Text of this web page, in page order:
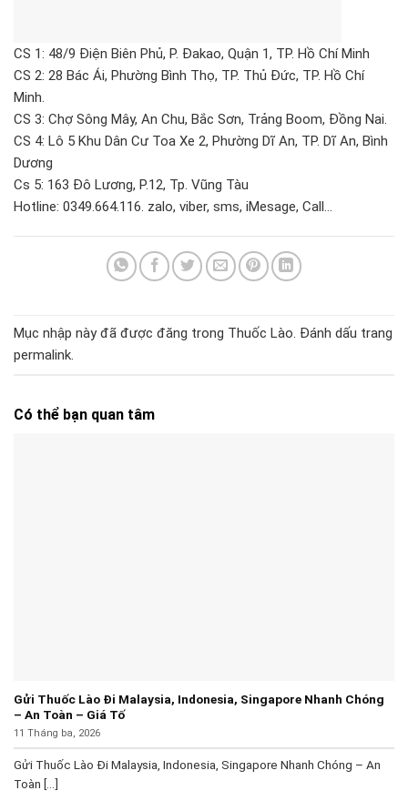
CS 1: 48/9 Điện Biên Phủ, P. Đakao, Quận 1, TP. Hồ Chí Minh
CS 2: 28 Bác Ái, Phường Bình Thọ, TP. Thủ Đức, TP. Hồ Chí
Minh.
CS 3: Chợ Sông Mây, An Chu, Bắc Sơn, Trảng Boom, Đồng Nai.
CS 4: Lô 5 Khu Dân Cư Toa Xe 2, Phường Dĩ An, TP. Dĩ An, Bình
Dương
Cs 5: 163 Đô Lương, P.12, Tp. Vũng Tàu
Hotline: 0349.664.116. zalo, viber, sms, iMesage, Call…
Mục nhập này đã được đăng trong Thuốc Lào. Đánh dấu trang
permalink.
Có thể bạn quan tâm
Gửi Thuốc Lào Đi Malaysia, Indonesia, Singapore Nhanh Chóng
– An Toàn – Giá Tố
11 Tháng ba, 2026
Gửi Thuốc Lào Đi Malaysia, Indonesia, Singapore Nhanh Chóng – An
Toàn [...]